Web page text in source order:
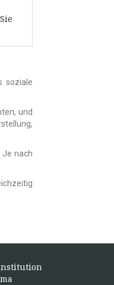
soziale
und
Je nach